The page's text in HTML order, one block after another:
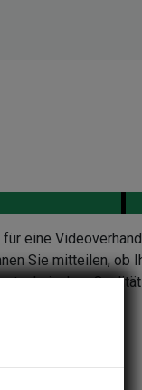
eine
Sie mitteilen,